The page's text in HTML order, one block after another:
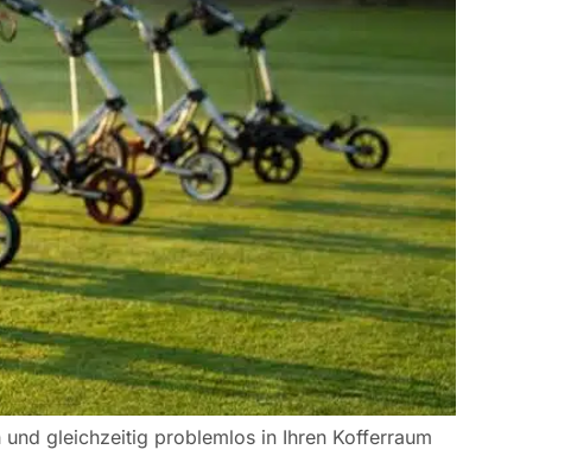
gleichzeitig problemlos in Ihren Kofferraum